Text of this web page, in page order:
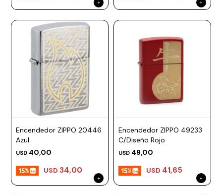
Encendedor ZIPPO 20446
Azul
USD 40,00
USD 34,00
Encendedor ZIPPO 49233
C/Diseño Rojo
USD 49,00
USD 41,65